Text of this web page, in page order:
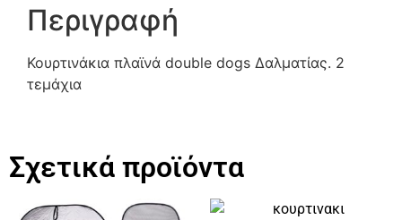
Περιγραφή
Κουρτινάκια πλαϊνά double dogs Δαλματίας. 2
τεμάχια
Σχετικά προϊόντα